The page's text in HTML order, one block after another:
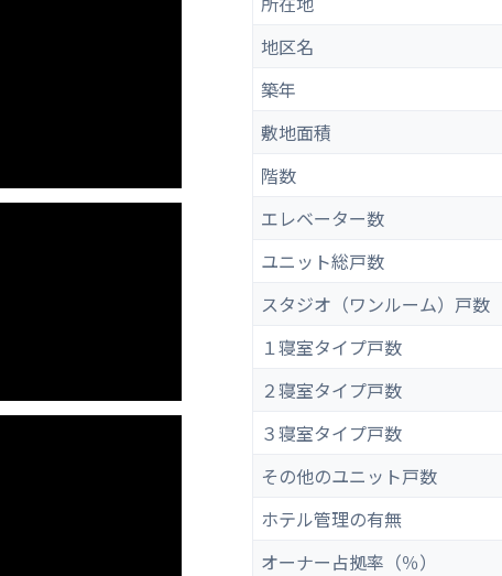
地区名
築年
敷地面積
階数
エレベーター数
ユニット総戸数
スタジオ（ワンルーム）戸数
１寝室タイプ戸数
２寝室タイプ戸数
３寝室タイプ戸数
その他のユニット戸数
ホテル管理の有無
オーナー占拠率（％）